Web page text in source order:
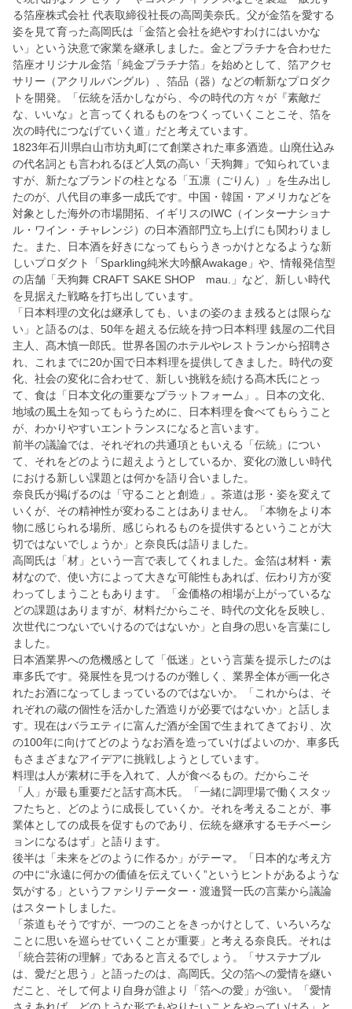
る箔座株式会社 代表取締役社長の高岡美奈氏。父が金箔を愛する
姿を見て育った高岡氏は「金箔と会社を絶やすわけにはいかな
い」という決意で家業を継承しました。金とプラチナを合わせた
箔座オリジナル金箔「純金プラチナ箔」を始めとして、箔アクセ
サリー（アクリルバングル）、箔品（器）などの斬新なプロダク
トを開発。「伝統を活かしながら、今の時代の方々が『素敵だ
な、いいな』と言ってくれるものをつくっていくことこそ、箔を
次の時代につなげていく道」だと考えています。
1823年石川県白山市坊丸町にて創業された車多酒造。山廃仕込み
の代名詞とも言われるほど人気の高い「天狗舞」で知られていま
すが、新たなブランドの柱となる「五凛（ごりん）」を生み出し
たのが、八代目の車多一成氏です。中国・韓国・アメリカなどを
対象とした海外の市場開拓、イギリスのIWC（インターナショナ
ル・ワイン・チャレンジ）の日本酒部門立ち上げにも関わりまし
た。また、日本酒を好きになってもらうきっかけとなるような新
しいプロダクト「Sparkling純米大吟醸Awakage」や、情報発信型
の店舗「天狗舞 CRAFT SAKE SHOP mau.」など、新しい時代
を見据えた戦略を打ち出しています。
「日本料理の文化は継承しても、いまの姿のまま残るとは限らな
い」と語るのは、50年を超える伝統を持つ日本料理 銭屋の二代目
主人、髙木慎一郎氏。世界各国のホテルやレストランから招聘さ
れ、これまでに20か国で日本料理を提供してきました。時代の変
化、社会の変化に合わせて、新しい挑戦を続ける髙木氏にとっ
て、食は「日本文化の重要なプラットフォーム」。日本の文化、
地域の風土を知ってもらうために、日本料理を食べてもらうこと
が、わかりやすいエントランスになると言います。
前半の議論では、それぞれの共通項ともいえる「伝統」につい
て、それをどのように超えようとしているか、変化の激しい時代
における新しい課題とは何かを語り合いました。
奈良氏が掲げるのは「守ることと創造」。茶道は形・姿を変えて
いくが、その精神性が変わることはありません。「本物をより本
物に感じられる場所、感じられるものを提供するということが大
切ではないでしょうか」と奈良氏は語りました。
高岡氏は「材」という一言で表してくれました。金箔は材料・素
材なので、使い方によって大きな可能性もあれば、伝わり方が変
わってしまうこともあります。「金価格の相場が上がっているな
どの課題はありますが、材料だからこそ、時代の文化を反映し、
次世代につないでいけるのではないか」と自身の思いを言葉にし
ました。
日本酒業界への危機感として「低迷」という言葉を提示したのは
車多氏です。発展性を見つけるのが難しく、業界全体が画一化さ
れたお酒になってしまっているのではないか。「これからは、そ
れぞれの蔵の個性を活かした酒造りが必要ではないか」と話しま
す。現在はバラエティに富んだ酒が全国で生まれてきており、次
の100年に向けてどのようなお酒を造っていけばよいのか、車多氏
もさまざまなアイデアに挑戦しようとしています。
料理は人が素材に手を入れて、人が食べるもの。だからこそ
「人」が最も重要だと話す髙木氏。「一緒に調理場で働くスタッ
フたちと、どのように成長していくか。それを考えることが、事
業体としての成長を促すものであり、伝統を継承するモチベーシ
ョンになるはず」と語ります。
後半は「未来をどのように作るか」がテーマ。「日本的な考え方
の中に“永遠に何かの価値を伝えていく”というヒントがあるような
気がする」というファシリテーター・渡邉賢一氏の言葉から議論
はスタートしました。
「茶道もそうですが、一つのことをきっかけとして、いろいろな
ことに思いを巡らせていくことが重要」と考える奈良氏。それは
「統合芸術の理解」であると言えるでしょう。「サステナブル
は、愛だと思う」と語ったのは、高岡氏。父の箔への愛情を継い
だこと、そして何より自身が誰より「箔への愛」が強い。「愛情